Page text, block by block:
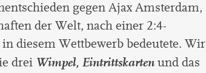
gegen Ajax Amsterdam,
der Welt, nach einer 2:4-
diesem Wettbewerb bedeutete. Wir
drei Wimpel, Eintrittskarten und das